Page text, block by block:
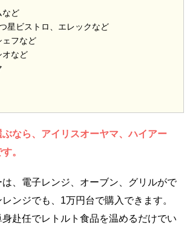
など
星ビストロ、エレックなど
ェフなど
オなど
なら、アイリスオーヤマ、ハイアー
。
、電子レンジ、オーブン、グリルがで
ンジでも、1万円台で購入できます。
身赴任でレトルト食品を温めるだけでい